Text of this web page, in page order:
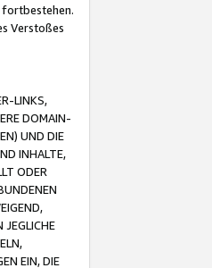
fortbestehen.
Verstoßes
LINKS,
DOMAIN-
UND DIE
INHALTE,
ODER
JEGLICHE
EIN, DIE